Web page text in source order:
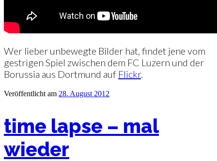
Wer lieber unbewegte Bilder hat, findet jene vom
gestrigen Spiel zwischen dem FC Luzern und der
Borussia aus Dortmund auf Flickr.
Veröffentlicht am 28. August 2012
time lapse – mal
wieder